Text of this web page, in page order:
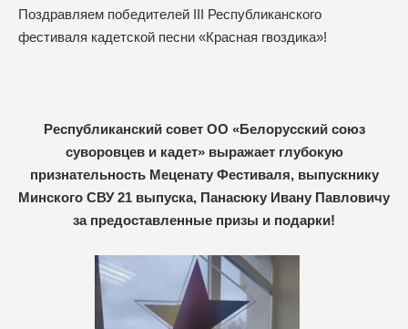
Поздравляем победителей III Республиканского
фестиваля кадетской песни «Красная гвоздика»!
Республиканский совет ОО «Белорусский союз
суворовцев и кадет» выражает глубокую
признательность Меценату Фестиваля, выпускнику
Минского СВУ 21 выпуска, Панасюку Ивану Павловичу
за предоставленные призы и подарки!